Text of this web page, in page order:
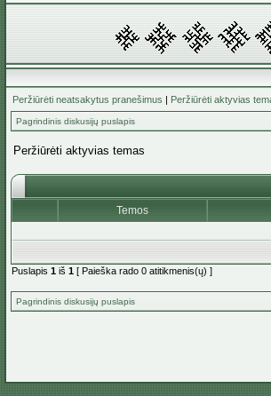
Peržiūrėti neatsakytus pranešimus | Peržiūrėti aktyvias
Pagrindinis diskusijų puslapis
Peržiūrėti aktyvias temas
Temos
Puslapis 1 iš 1 [ Paieška rado 0 atitikmenis(ų) ]
Pagrindinis diskusijų puslapis